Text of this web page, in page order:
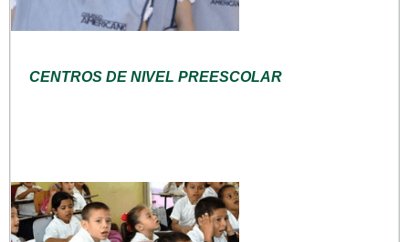
CENTROS DE NIVEL PREESCOLAR